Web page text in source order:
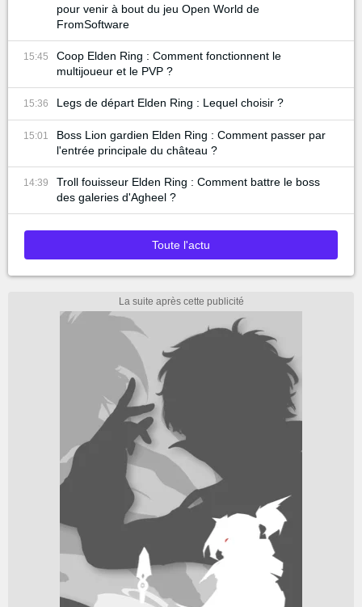
pour venir à bout du jeu Open World de
FromSoftware
15:45
Coop Elden Ring : Comment fonctionnent le
multijoueur et le PVP ?
15:36 Legs de départ Elden Ring : Lequel choisir ?
15:01
Boss Lion gardien Elden Ring : Comment passer par
l'entrée principale du château ?
14:39
Troll fouisseur Elden Ring : Comment battre le boss
des galeries d'Agheel ?
Toute l'actu